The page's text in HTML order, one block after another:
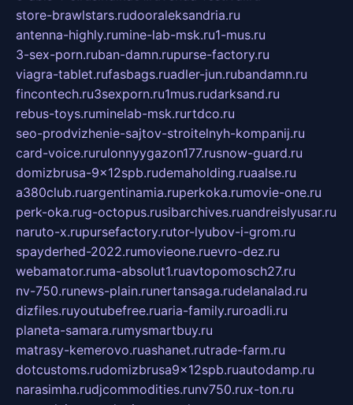
store-brawlstars.rudooraleksandria.ru
antenna-highly.rumine-lab-msk.ru1-mus.ru
3-sex-porn.ruban-damn.rupurse-factory.ru
viagra-tablet.rufasbags.ruadler-jun.rubandamn.ru
fincontech.ru3sexporn.ru1mus.rudarksand.ru
rebus-toys.ruminelab-msk.rurtdco.ru
seo-prodvizhenie-sajtov-stroitelnyh-kompanij.ru
card-voice.rurulonnyygazon177.rusnow-guard.ru
domizbrusa-9x12spb.rudemaholding.ruaalse.ru
a380club.ruargentinamia.ruperkoka.rumovie-one.ru
perk-oka.rug-octopus.rusibarchives.ruandreislyusar.ru
naruto-x.rupursefactory.rutor-lyubov-i-grom.ru
spayderhed-2022.rumovieone.ruevro-dez.ru
webamator.ruma-absolut1.ruavtopomosch27.ru
nv-750.runews-plain.runertansaga.rudelanalad.ru
dizfiles.ruyoutubefree.ruaria-family.ruroadli.ru
planeta-samara.rumysmartbuy.ru
matrasy-kemerovo.ruashanet.rutrade-farm.ru
dotcustoms.rudomizbrusa9x12spb.ruautodamp.ru
narasimha.rudjcommodities.runv750.rux-ton.ru